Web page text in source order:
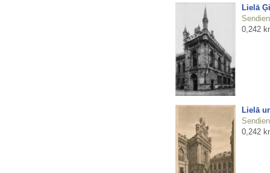
Lielā
0,242
Lielā
0,242